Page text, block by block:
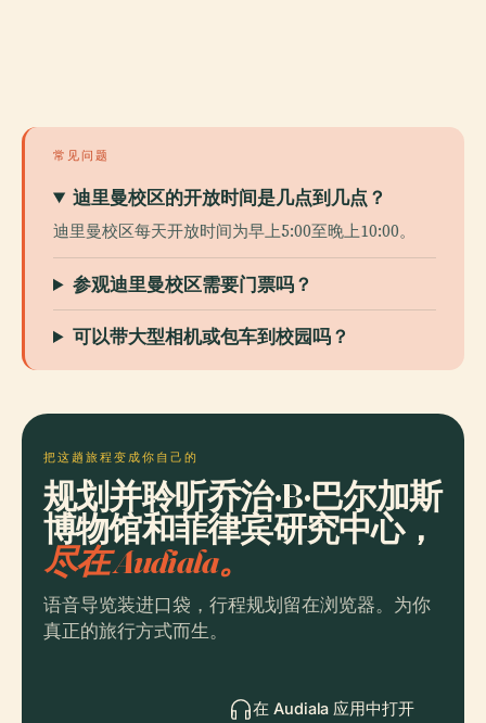
常见问题
迪里曼校区的开放时间是几点到几点？
迪里曼校区每天开放时间为早上5:00至晚上10:00。
参观迪里曼校区需要门票吗？
可以带大型相机或包车到校园吗？
把这趟旅程变成你自己的
规划并聆听乔治·B·巴尔加斯
博物馆和菲律宾研究中心，
尽在 Audiala。
语音导览装进口袋，行程规划留在浏览器。为你
真正的旅行方式而生。
在 Audiala 应用中打开